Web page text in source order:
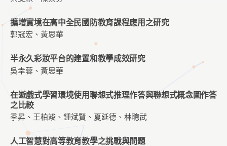
擴增實境在高中全民國防教育課程應用之研究
郭冠宏、黃思華
半永久彩妝平台的建置和教學成效研究
吳幸蓉、黃思華
在遊戲式學習環境使用聯想式推理作答與聯想式概念圖作答
之比較
季昇、王柏竣、鍾斌賢、夏延德、林聰武
人工智慧對高等教育教學之挑戰與問題